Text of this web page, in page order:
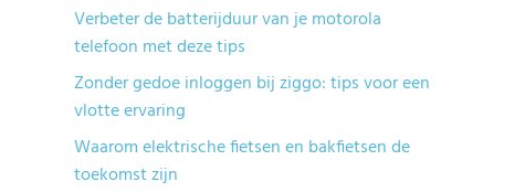
Verbeter de batterijduur van je motorola
telefoon met deze tips
Zonder gedoe inloggen bij ziggo: tips voor een
vlotte ervaring
Waarom elektrische fietsen en bakfietsen de
toekomst zijn